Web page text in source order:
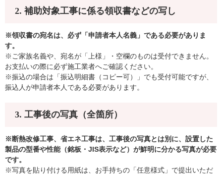
2. 補助対象工事に係る領収書などの写し
※領収書の宛名は、必ず「申請者本人名義」である必要がありま
す。
※ご家族名義や、宛名が「上様」・空欄のものは受付できません。
お支払いの際に必ず施工業者へご確認ください。
※振込の場合は「振込明細書（コピー可）」でも受付可能ですが、
振込人が申請者本人である必要があります。
3. 工事後の写真（全箇所）
※断熱改修工事、省エネ工事は、工事後の写真とは別に、設置した
製品の型番や性能（銘板・JIS表示など）が鮮明に分かる写真が必要
です。
​※写真を貼り付ける用紙は、お手持ちの「任意様式」で提出いただ